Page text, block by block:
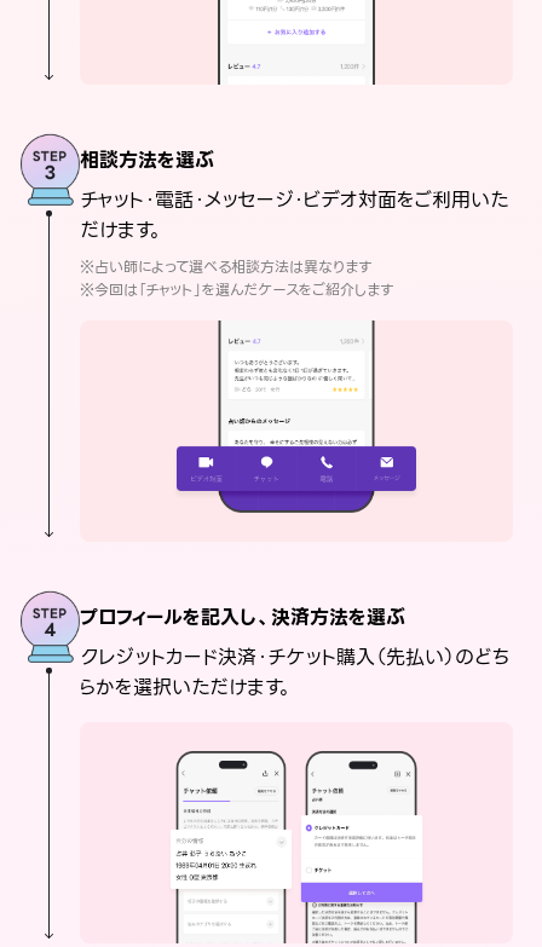
相談方法を選ぶ
チャット・電話・メッセージ・ビデオ対面をご利用いた
だけます。
※占い師によって選べる相談方法は異なります
※今回は「チャット」を選んだケースをご紹介します
プロフィールを記入し、決済方法を選ぶ
クレジットカード決済・チケット購入（先払い）のどち
らかを選択いただけます。